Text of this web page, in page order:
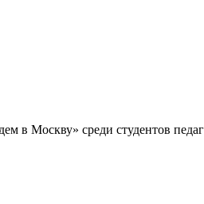
в Москву» среди студентов